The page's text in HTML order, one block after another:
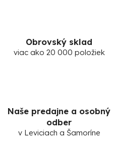
Obrovský sklad
viac ako 20 000 položiek
Naše predajne a osobný
odber
v Leviciach a Šamoríne